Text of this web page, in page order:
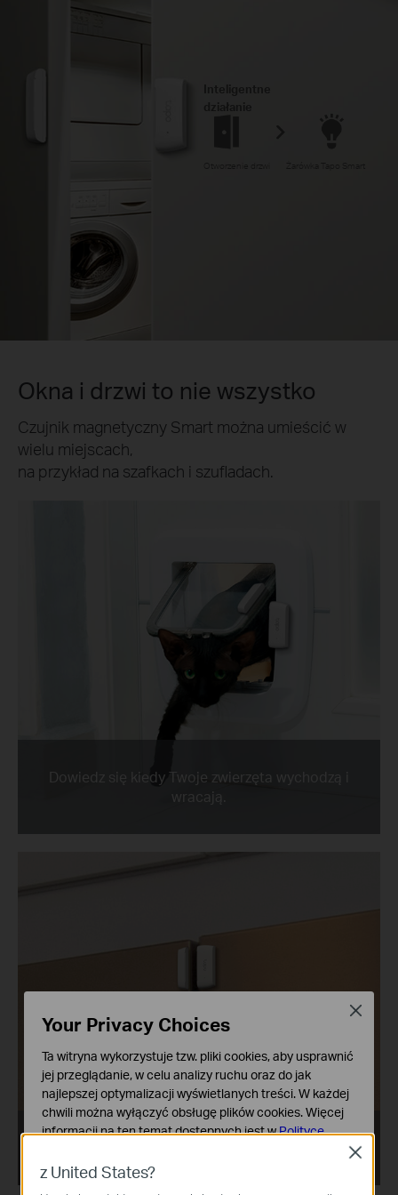
Okna i drzwi to nie wszystko
Czujnik magnetyczny Smart można umieścić w
wielu miejscach,
na przykład na szafkach i szufladach.
Dowiedz się kiedy Twoje zwierzęta wychodzą i
wracają.
z United States?
Close
Your Privacy Choices
Ta witryna wykorzystuje tzw. pliki cookies, aby usprawnić
jej przeglądanie, w celu analizy ruchu oraz do jak
najlepszej optymalizacji wyświetlanych treści. W każdej
chwili można wyłączyć obsługę plików cookies. Więcej
informacji na ten temat dostępnych jest wPolityce
Podstawowe Cookies
Close